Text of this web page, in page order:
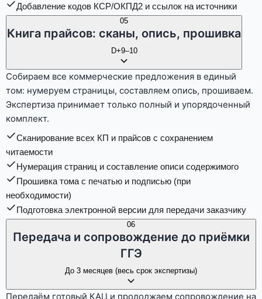
Добавление кодов КСР/ОКПД2 и ссылок на источники
05
Книга прайсов: сканы, опись, прошивка
D+9–10
Собираем все коммерческие предложения в единый
том: нумеруем страницы, составляем опись, прошиваем.
Экспертиза принимает только полный и упорядоченный
комплект.
Сканирование всех КП и прайсов с сохранением
читаемости
Нумерация страниц и составление описи содержимого
Прошивка тома с печатью и подписью (при
необходимости)
Подготовка электронной версии для передачи заказчику
06
Передача и сопровождение до приёмки
ГГЭ
До 3 месяцев (весь срок экспертизы)
Передаём готовый КАЦ и продолжаем сопровождение на